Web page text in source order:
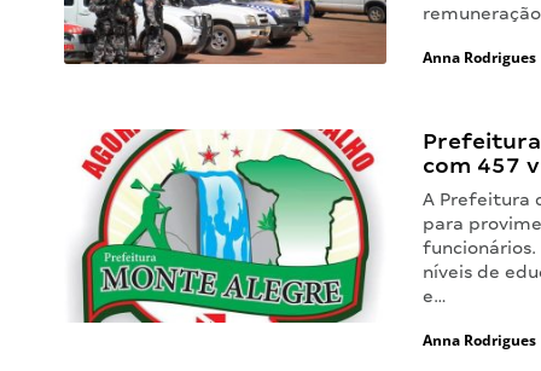
Anna Rodrigues
com 457
A Prefeitura
para
funcionários.
níveis de
e…
Anna Rodrigues